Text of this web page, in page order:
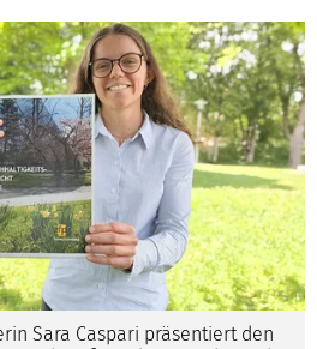
Sara Caspari präsentiert den